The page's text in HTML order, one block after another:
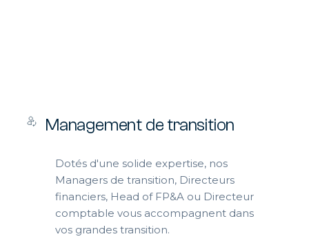
Management de transition
Dotés d'une solide expertise, nos
Managers de transition, Directeurs
financiers, Head of FP&A ou Directeur
comptable vous accompagnent dans
vos grandes transition.